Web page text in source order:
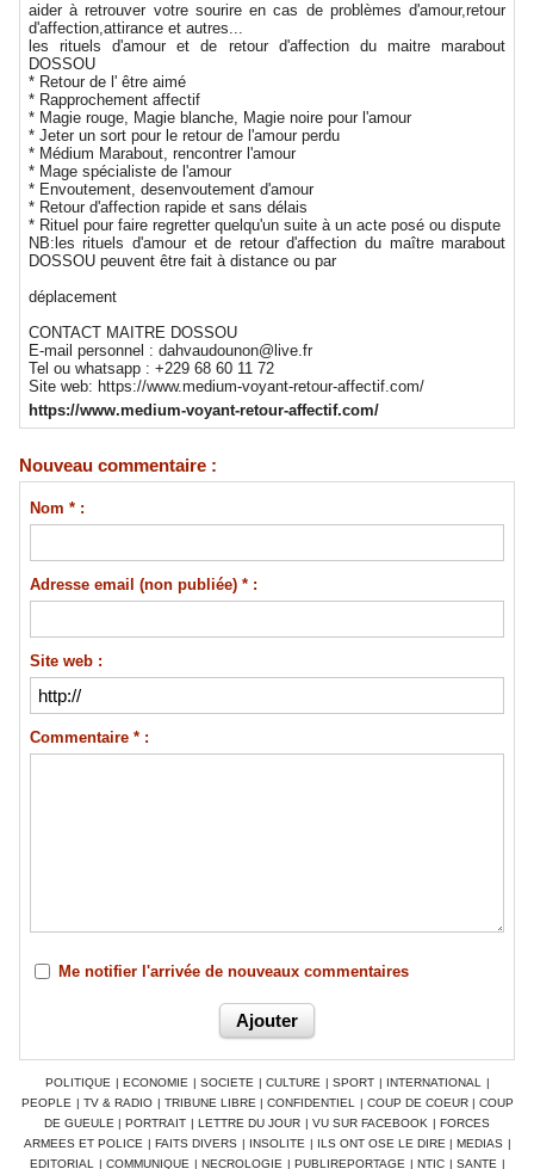
aider à retrouver votre sourire en cas de problèmes d'amour,retour
d'affection,attirance et autres...
les rituels d'amour et de retour d'affection du maitre marabout
DOSSOU
* Retour de l' être aimé
* Rapprochement affectif
* Magie rouge, Magie blanche, Magie noire pour l'amour
* Jeter un sort pour le retour de l'amour perdu
* Médium Marabout, rencontrer l'amour
* Mage spécialiste de l'amour
* Envoutement, desenvoutement d'amour
* Retour d'affection rapide et sans délais
* Rituel pour faire regretter quelqu'un suite à un acte posé ou dispute
NB:les rituels d'amour et de retour d'affection du maître marabout
DOSSOU peuvent être fait à distance ou par
déplacement
CONTACT MAITRE DOSSOU
E-mail personnel : dahvaudounon@live.fr
Tel ou whatsapp : +229 68 60 11 72
Site web: https://www.medium-voyant-retour-affectif.com/
https://www.medium-voyant-retour-affectif.com/
Nouveau commentaire :
Nom * :
Adresse email (non publiée) * :
Site web :
Commentaire * :
Me notifier l'arrivée de nouveaux commentaires
POLITIQUE | ECONOMIE | SOCIETE | CULTURE | SPORT | INTERNATIONAL
|
PEOPLE | TV & RADIO | TRIBUNE LIBRE | CONFIDENTIEL | COUP DE COEUR | COUP
DE GUEULE | PORTRAIT | LETTRE DU JOUR | VU SUR FACEBOOK | FORCES
ARMEES ET POLICE | FAITS DIVERS | INSOLITE | ILS ONT OSE LE DIRE | MEDIAS |
EDITORIAL
| COMMUNIQUE | NECROLOGIE | PUBLIREPORTAGE | NTIC | SANTE |